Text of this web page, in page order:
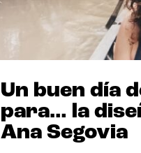
Un buen día
para… la
Ana Segovia